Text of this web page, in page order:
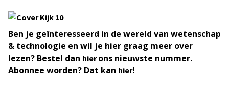
Ben je geïnteresseerd in de wereld van wetenschap
& technologie en wil je hier graag meer over
lezen? Bestel dan hierons nieuwste nummer.
Abonnee worden? Dat kan hier!